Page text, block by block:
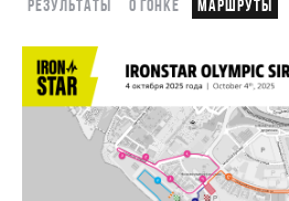
Результаты О гонке Маршруты